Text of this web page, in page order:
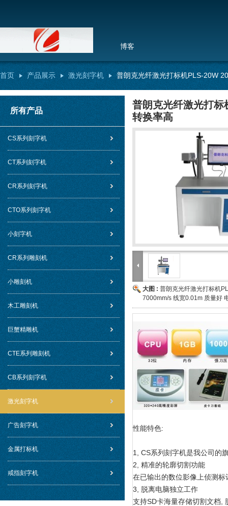
博客
首页 产品展示 激光刻字机 普朗克光纤激光打标机PLS-20W
所有产品
CS系列刻字机
CT系列刻字机
CR系列刻字机
CTO系列刻字机
小刻字机
CR系列雕刻机
小雕刻机
木工雕刻机
巨蟹精雕机
CTE系列雕刻机
CB系列刻字机
激光刻字机
广告刻字机
金属打标机
戒指刻字机
普朗克光纤激光打
转换率高
大图 : 普朗克光纤激光打标机
7000mm/s 线宽0.01m 质量好
性能特色:
1, CS系列刻字机是我公司的
2, 精准的轮廓切割功能
在已输出的数位影像上侦测
3, 脱离电脑独立工作
支持SD卡海量存储切割文档,